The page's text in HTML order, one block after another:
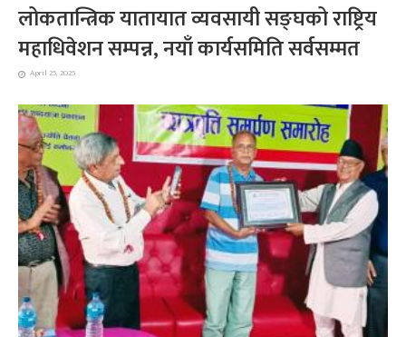
लोकतान्त्रिक यातायात व्यवसायी सङ्घको राष्ट्रिय
महाधिवेशन सम्पन्न, नयाँ कार्यसमिति सर्वसम्मत
April 25, 2025